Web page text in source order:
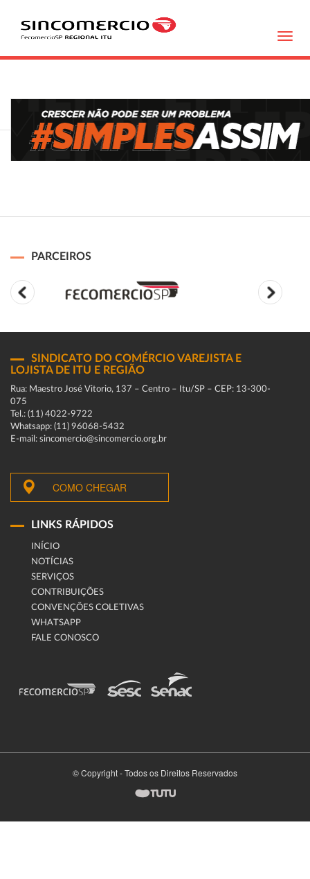
PARCEIROS
SINDICATO DO COMÉRCIO VAREJISTA E
LOJISTA DE ITU E REGIÃO
Rua: Maestro José Vitorio, 137 – Centro – Itu/SP – CEP: 13-300-
075
Tel.: (11) 4022-9722
Whatsapp: (11) 96068-5432
E-mail: sincomercio@sincomercio.org.br
COMO CHEGAR
LINKS RÁPIDOS
INÍCIO
NOTÍCIAS
SERVIÇOS
CONTRIBUIÇÕES
CONVENÇÕES COLETIVAS
WHATSAPP
FALE CONOSCO
© Copyright - Todos os Direitos Reservados